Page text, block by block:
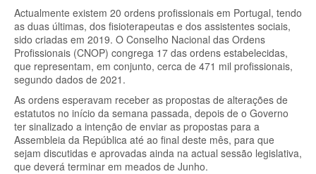
Actualmente existem 20 ordens profissionais em Portugal, tendo
as duas últimas, dos fisioterapeutas e dos assistentes sociais,
sido criadas em 2019. O Conselho Nacional das Ordens
Profissionais (CNOP) congrega 17 das ordens estabelecidas,
que representam, em conjunto, cerca de 471 mil profissionais,
segundo dados de 2021.
As ordens esperavam receber as propostas de alterações de
estatutos no início da semana passada, depois de o Governo
ter sinalizado a intenção de enviar as propostas para a
Assembleia da República até ao final deste mês, para que
sejam discutidas e aprovadas ainda na actual sessão legislativa,
que deverá terminar em meados de Junho.